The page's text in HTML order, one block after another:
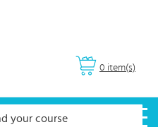
0 item(s)